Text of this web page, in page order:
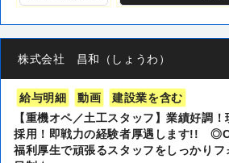
株式会社 昌和（しょうわ）
給与明細 動画
建設業を含む
【重機オペ／土工スタッフ】業績好調
採用！即戦力の経験者厚遇します!!
福利厚生で頑張るスタッフをしっかり